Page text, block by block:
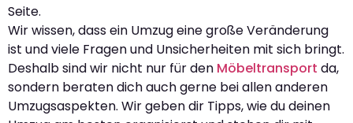
Seite.
Wir wissen, dass ein Umzug eine große Veränderung
ist und viele Fragen und Unsicherheiten mit sich bringt.
Deshalb sind wir nicht nur für den Möbeltransport da,
sondern beraten dich auch gerne bei allen anderen
Umzugsaspekten. Wir geben dir Tipps, wie du deinen